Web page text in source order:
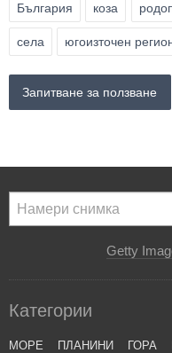
България коза
села югоизточен
Запитване за ползване
Getty
Категории
МОРЕ ПЛАНИНИ ГОРА